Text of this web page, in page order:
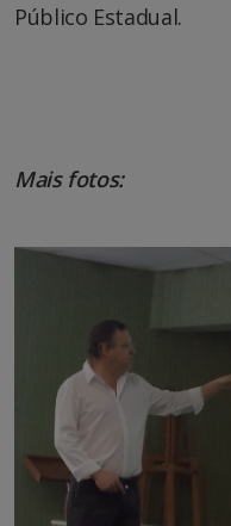
Público Estadual.
Mais fotos: